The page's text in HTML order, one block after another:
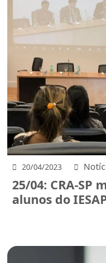
20/04/2023
25/04: CRA-
alunos do